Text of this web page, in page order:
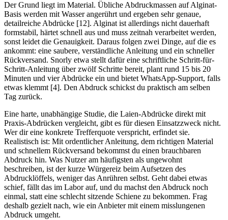
Der Grund liegt im Material. Übliche Abdruckmassen auf Alginat-
Basis werden mit Wasser angerührt und ergeben sehr genaue,
detailreiche Abdrücke [12]. Alginat ist allerdings nicht dauerhaft
formstabil, härtet schnell aus und muss zeitnah verarbeitet werden,
sonst leidet die Genauigkeit. Daraus folgen zwei Dinge, auf die es
ankommt: eine saubere, verständliche Anleitung und ein schneller
Rückversand. Snorly etwa stellt dafür eine schriftliche Schritt-für-
Schritt-Anleitung über zwölf Schritte bereit, plant rund 15 bis 20
Minuten und vier Abdrücke ein und bietet WhatsApp-Support, falls
etwas klemmt [4]. Den Abdruck schickst du praktisch am selben
Tag zurück.
Eine harte, unabhängige Studie, die Laien-Abdrücke direkt mit
Praxis-Abdrücken vergleicht, gibt es für diesen Einsatzzweck nicht.
Wer dir eine konkrete Trefferquote verspricht, erfindet sie.
Realistisch ist: Mit ordentlicher Anleitung, dem richtigen Material
und schnellem Rückversand bekommst du einen brauchbaren
Abdruck hin. Was Nutzer am häufigsten als ungewohnt
beschreiben, ist der kurze Würgereiz beim Aufsetzen des
Abdrucklöffels, weniger das Anrühren selbst. Geht dabei etwas
schief, fällt das im Labor auf, und du machst den Abdruck noch
einmal, statt eine schlecht sitzende Schiene zu bekommen. Frag
deshalb gezielt nach, wie ein Anbieter mit einem misslungenen
Abdruck umgeht.